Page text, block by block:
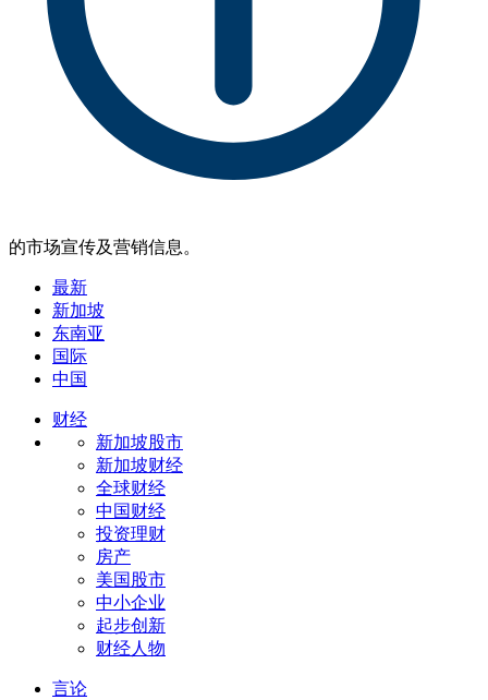
的市场宣传及营销信息。
最新
新加坡
东南亚
国际
中国
财经
新加坡股市
新加坡财经
全球财经
中国财经
投资理财
房产
美国股市
中小企业
起步创新
财经人物
言论